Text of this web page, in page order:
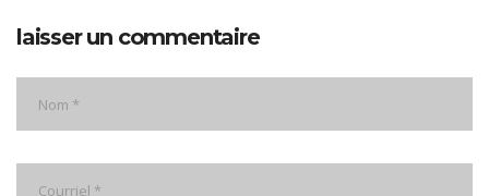
laisser un commentaire